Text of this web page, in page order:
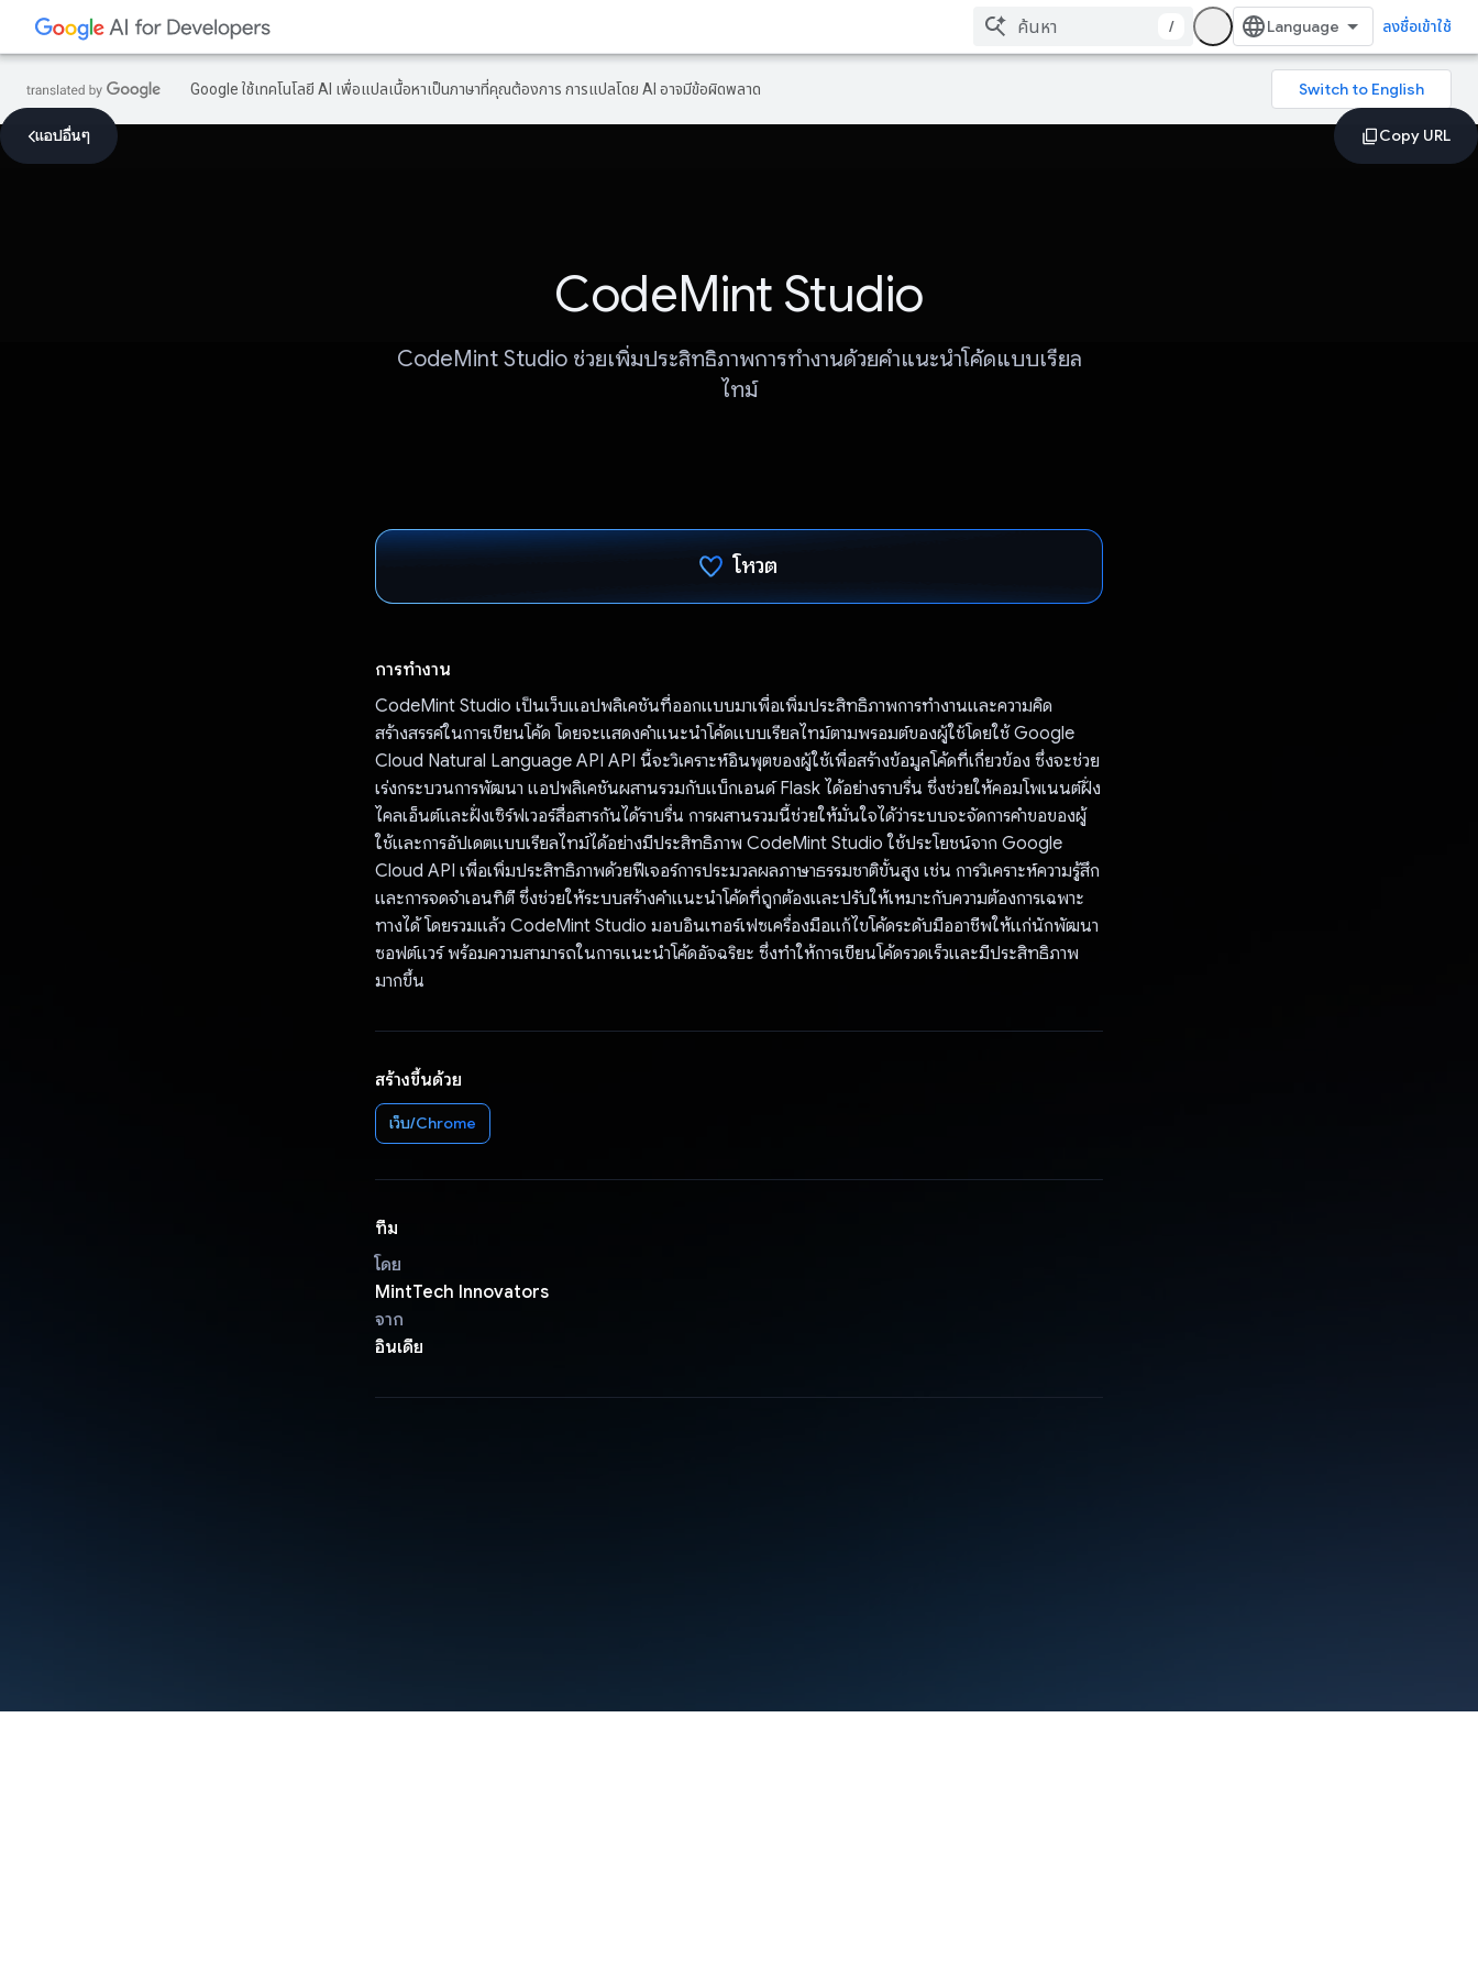
/ ลงชื่อเข้าใช้
Google ใช้เทคโนโลยี AI เพื่อแปลเนื้อหาเป็นภาษาที่คุณต้องการ การแปลโดย AI อาจมีข้อผิดพลาด
แอปอื่นๆ
CodeMint Studio
CodeMint Studio ช่วยเพิ่มประสิทธิภาพการทำงานด้วยคำแนะนำโค้ดแบบเรียล
ไทม์
โหวต
การทำงาน
CodeMint Studio เป็นเว็บแอปพลิเคชันที่ออกแบบมาเพื่อเพิ่มประสิทธิภาพการทำงานและความคิด
สร้างสรรค์ในการเขียนโค้ด โดยจะแสดงคําแนะนําโค้ดแบบเรียลไทม์ตามพรอมต์ของผู้ใช้โดยใช้ Google
Cloud Natural Language API API นี้จะวิเคราะห์อินพุตของผู้ใช้เพื่อสร้างข้อมูลโค้ดที่เกี่ยวข้อง ซึ่งจะช่วย
เร่งกระบวนการพัฒนา แอปพลิเคชันผสานรวมกับแบ็กเอนด์ Flask ได้อย่างราบรื่น ซึ่งช่วยให้คอมโพเนนต์ฝั่ง
ไคลเอ็นต์และฝั่งเซิร์ฟเวอร์สื่อสารกันได้ราบรื่น การผสานรวมนี้ช่วยให้มั่นใจได้ว่าระบบจะจัดการคําขอของผู้
ใช้และการอัปเดตแบบเรียลไทม์ได้อย่างมีประสิทธิภาพ CodeMint Studio ใช้ประโยชน์จาก Google
Cloud API เพื่อเพิ่มประสิทธิภาพด้วยฟีเจอร์การประมวลผลภาษาธรรมชาติขั้นสูง เช่น การวิเคราะห์ความรู้สึก
และการจดจำเอนทิตี ซึ่งช่วยให้ระบบสร้างคำแนะนำโค้ดที่ถูกต้องและปรับให้เหมาะกับความต้องการเฉพาะ
ทางได้ โดยรวมแล้ว CodeMint Studio มอบอินเทอร์เฟซเครื่องมือแก้ไขโค้ดระดับมืออาชีพให้แก่นักพัฒนา
ซอฟต์แวร์ พร้อมความสามารถในการแนะนำโค้ดอัจฉริยะ ซึ่งทำให้การเขียนโค้ดรวดเร็วและมีประสิทธิภาพ
มากขึ้น
สร้างขึ้นด้วย
เว็บ/Chrome
ทีม
โดย
MintTech Innovators
จาก
อินเดีย